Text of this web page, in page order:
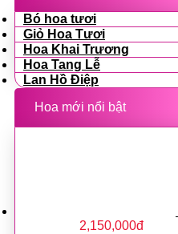
Bó hoa tươi
Giỏ Hoa Tươi
Hoa Khai Trương
Hoa Tang Lễ
Lan Hồ Điệp
Hoa mới nổi bật
2,150,000đ